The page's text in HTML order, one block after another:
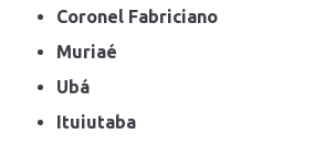
Coronel Fabriciano
Muriaé
Ubá
Ituiutaba